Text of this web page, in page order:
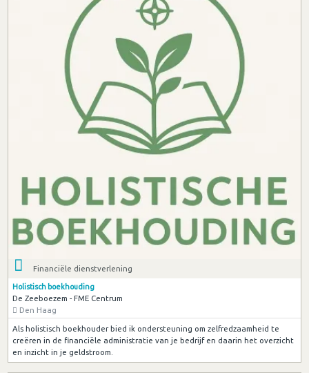
Financiële dienstverlening
Holistisch boekhouding
De Zeeboezem - FME Centrum
Den Haag
Als holistisch boekhouder bied ik ondersteuning om zelfredzaamheid te
creëren in de financiële administratie van je bedrijf en daarin het overzicht
en inzicht in je geldstroom.